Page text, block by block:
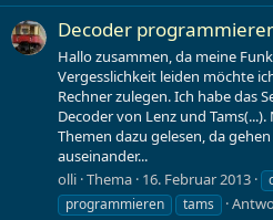
Decoder
Hallo zusammen, da meine
Vergesslichkeit leiden möchte
Rechner zulegen. Ich habe das
Decoder von Lenz und
Themen dazu gelesen, da
auseinander...
olli Thema 16. Februar 2013
programmieren
tams